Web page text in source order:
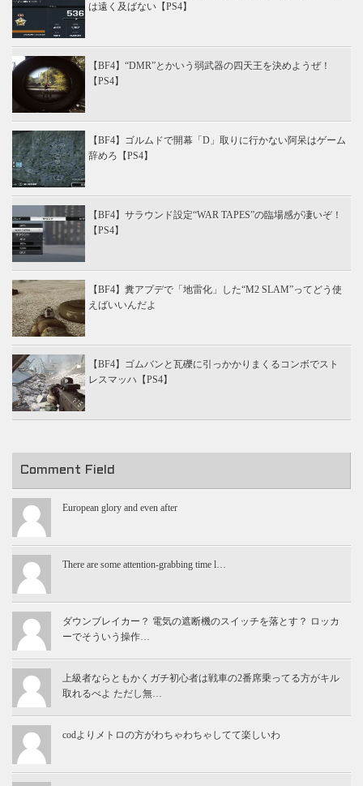
は遠く及ばない【PS4】
【BF4】“DMR”とかいう弱武器の四天王を決めようぜ！
【PS4】
【BF4】ゴルムドで開幕「D」取りに行かない阿呆はゲーム
辞めろ【PS4】
【BF4】サラウンド設定“WAR TAPES”の臨場感が凄いぞ！
【PS4】
【BF4】糞アプデで「地雷化」した“M2 SLAM”ってどう使
えばいいんだよ
【BF4】ゴムバンと瓦礫に引っかかりまくるコンボでスト
レスマッハ【PS4】
Comment Field
European glory and even after
There are some attention-grabbing time l…
ダウンブレイカー？ 電気の遮断機のスイッチを落とす？ ロッカ
ーでそういう操作…
上級者ならともかくガチ初心者は戦車の2番席乗ってる方がキル
取れるべよ ただし無…
codよりメトロの方がわちゃわちゃしてて楽しいわ